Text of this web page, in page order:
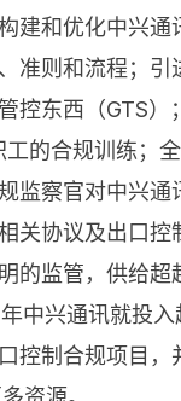
建和优化中兴通
准则和流程；引
控东西（GTS）
的合规训练；
监察官对中兴通
关协议及出口控
的监管，供给超
中兴通讯就投
控制合规项目，